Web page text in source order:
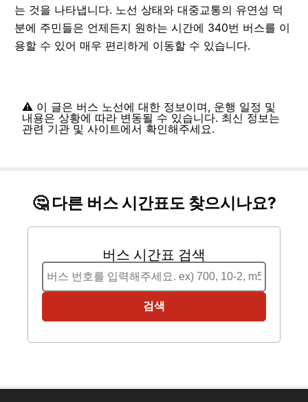
는 것을 나타냅니다. 노선 상태와 대중교통의 유연성 덕
분에 주민들은 언제든지 원하는 시간에 340번 버스를 이
용할 수 있어 매우 편리하게 이동할 수 있습니다.
⚠️ 이 글은 버스 노선에 대한 정보이며, 운행 일정 및
내용은 상황에 따라 변동될 수 있습니다. 최신 정보는
관련 기관 및 사이트에서 확인해주세요.
🤔 다른 버스 시간표도 찾으시나요?
버스 시간표 검색
검색